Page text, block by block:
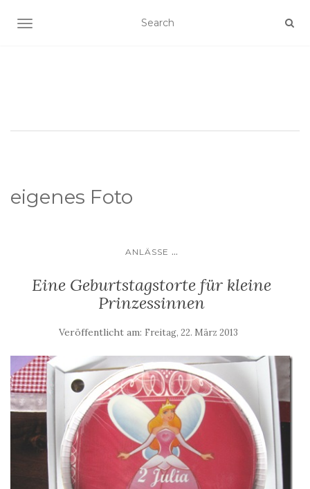
SCHALTE NAVIGATION
eigenes Foto
ANLÄSSE ...
Eine Geburtstagstorte für kleine
Prinzessinnen
Veröffentlicht am: Freitag, 22. März 2013